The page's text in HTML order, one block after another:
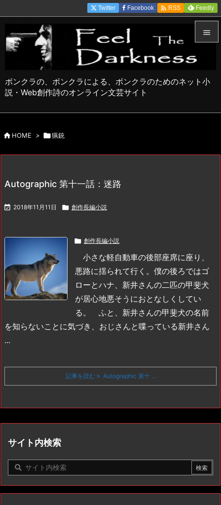
ボンクラの、ボンクラによる、ボンクラのためのネット小
説・Web創作詩のオンライン文芸サイト



Twitter Facebook  RSS Feedly
HOME > 猟銃
Autographic 第十一話：迷路
 2018年11月11日  創作長編小説
 創作長編小説
小さな軽自動車の後部座席に座り、
悪路に揺られて行く。僕の後ろではゴ
ローとハナ、新井さんの二匹の甲斐犬
が居心地悪そうにおとなしくしてい
る。
ふと、新井さんの甲斐犬の名前
を知らないことに気づき、おじさんと喋っている新井さん
...
記事を読む Autographic 第十 ...
サイト内検索